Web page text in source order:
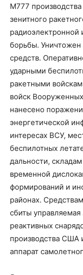
М777
зенитного
радиоэлектронной
борьбы. Уничтожен
средств.
ударными
ракетными
войск
нанесено
энергетической
интересах ВСУ,
беспилотных
дальности,
временной
формирований и
районах.
сбиты
реактивных
производства США
аппарат